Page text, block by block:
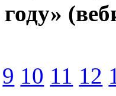
году»
9 10 11 12